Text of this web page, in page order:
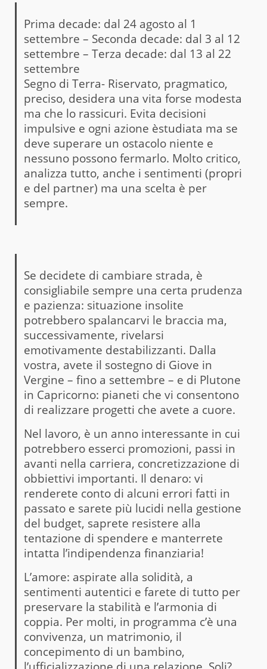
Prima decade: dal 24 agosto al 1
settembre – Seconda decade: dal 3 al 12
settembre – Terza decade: dal 13 al 22
settembre
Segno di Terra- Riservato, pragmatico,
preciso, desidera una vita forse modesta
ma che lo rassicuri. Evita decisioni
impulsive e ogni azione èstudiata ma se
deve superare un ostacolo niente e
nessuno possono fermarlo. Molto critico,
analizza tutto, anche i sentimenti (propri
e del partner) ma una scelta è per
sempre.
Se decidete di cambiare strada, è
consigliabile sempre una certa prudenza
e pazienza: situazione insolite
potrebbero spalancarvi le braccia ma,
successivamente, rivelarsi
emotivamente destabilizzanti. Dalla
vostra, avete il sostegno di Giove in
Vergine – fino a settembre – e di Plutone
in Capricorno: pianeti che vi consentono
di realizzare progetti che avete a cuore.
Nel lavoro, è un anno interessante in cui
potrebbero esserci promozioni, passi in
avanti nella carriera, concretizzazione di
obbiettivi importanti. Il denaro: vi
renderete conto di alcuni errori fatti in
passato e sarete più lucidi nella gestione
del budget, saprete resistere alla
tentazione di spendere e manterrete
intatta l’indipendenza finanziaria!
L’amore: aspirate alla solidità, a
sentimenti autentici e farete di tutto per
preservare la stabilità e l’armonia di
coppia. Per molti, in programma c’è una
convivenza, un matrimonio, il
concepimento di un bambino,